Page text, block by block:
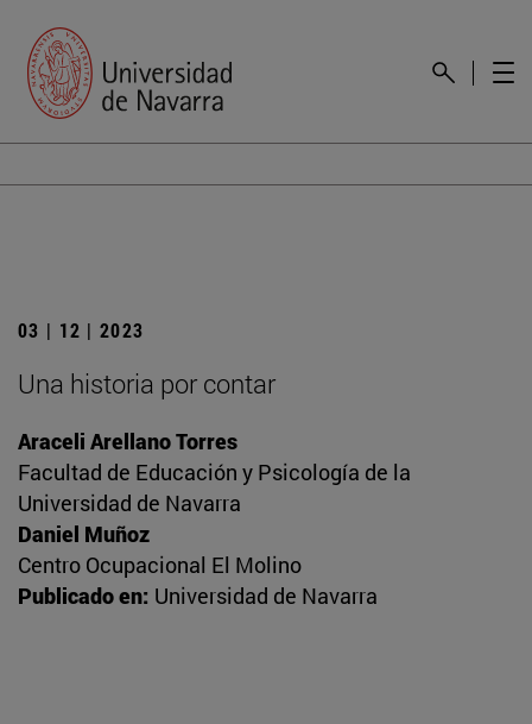
03 | 12 | 2023
Una historia por contar
Araceli Arellano Torres
Facultad de Educación y Psicología de la
Universidad de Navarra
Daniel Muñoz
Centro Ocupacional El Molino
Publicado en: Universidad de Navarra